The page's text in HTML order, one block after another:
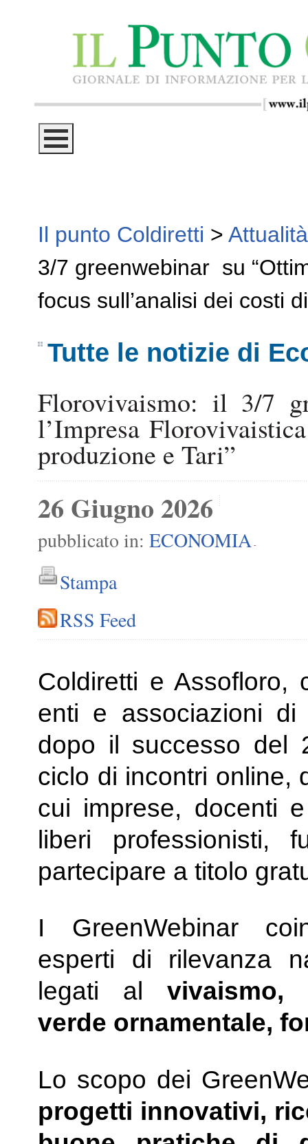
Il punto Coldiretti > Attualità
3/7 greenwebinar su
focus sull’analisi dei costi
Tutte le notizie di
Florovivaismo: il 3/7
l’Impresa
produzione e Tari”
26 Giugno 2026
pubblicato in: ECONOMIA -
Stampa
RSS Feed
Coldiretti e Assofloro,
enti e associazioni di
dopo il successo del
ciclo di incontri online,
cui imprese, docenti
liberi professionisti,
partecipare a titolo
I GreenWebinar
esperti di rilevanza
legati al vivaismo,
verde ornamentale,
Lo scopo dei
progetti innovativi,